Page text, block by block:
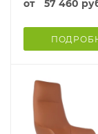
от 57 460